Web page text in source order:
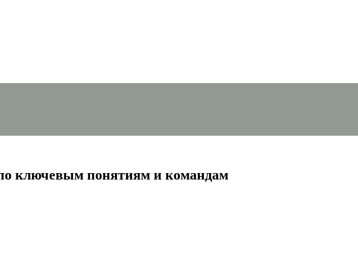
ключевым понятиям и командам